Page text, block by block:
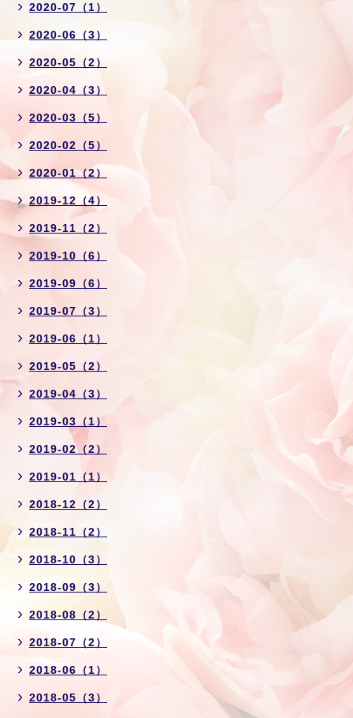
2020-07（1）
2020-06（3）
2020-05（2）
2020-04（3）
2020-03（5）
2020-02（5）
2020-01（2）
2019-12（4）
2019-11（2）
2019-10（6）
2019-09（6）
2019-07（3）
2019-06（1）
2019-05（2）
2019-04（3）
2019-03（1）
2019-02（2）
2019-01（1）
2018-12（2）
2018-11（2）
2018-10（3）
2018-09（3）
2018-08（2）
2018-07（2）
2018-06（1）
2018-05（3）